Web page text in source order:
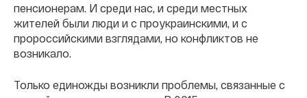
пенсионерам. И среди нас, и среди местных
жителей были люди и с проукраинскими, и с
пророссийскими взглядами, но конфликтов не
возникало.
Только единожды возникли проблемы, связанные с